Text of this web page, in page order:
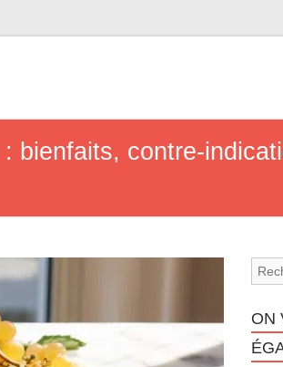
bienfaits, contre-
ON